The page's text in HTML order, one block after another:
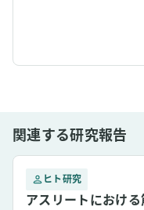
関連する研究報告
ヒト研究
アスリートにおけ